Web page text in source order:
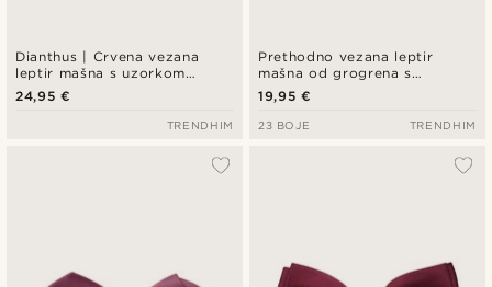
Dianthus | Crvena vezana
leptir mašna s uzorkom
plavog cvijeta
24,95 €
TRENDHIM
Prethodno vezana leptir
mašna od grogrena s
dijamantnim vrhovima svijetlo
ljubičaste boje
19,95 €
23 BOJE TRENDHIM